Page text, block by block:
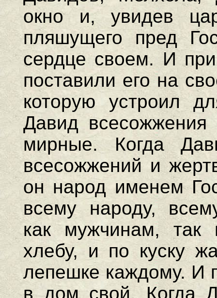
окно и, увидев
пляшущего пред
сердце своем. И
поставили его на
которую устроил
Давид
мирные. Когда
всесожжений и
он народ именем
всему народу,
как мужчинам,
хлебу, и по куску
лепешке каждому. И
в дом свой. Когда